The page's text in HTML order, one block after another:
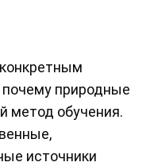
природные
метод обучения.
источники